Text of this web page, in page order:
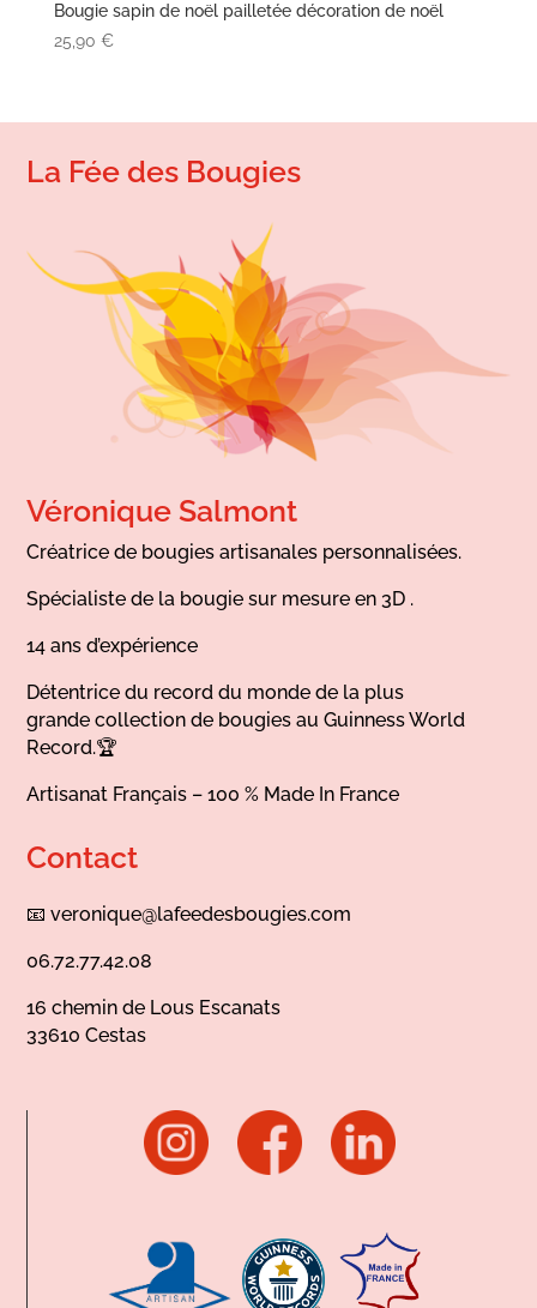
Bougie sapin de noël pailletée décoration de noël
25,90 €
La Fée des Bougies
Véronique Salmont
Créatrice de bougies artisanales personnalisées.
Spécialiste de la bougie sur mesure en 3D .
14 ans d’expérience
Détentrice du record du monde de la plus
grande collection de bougies au Guinness World
Record.🏆
Artisanat Français – 100 % Made In France
Contact
📧veronique@lafeedesbougies.com
06.72.77.42.08
16 chemin de Lous Escanats
33610 Cestas